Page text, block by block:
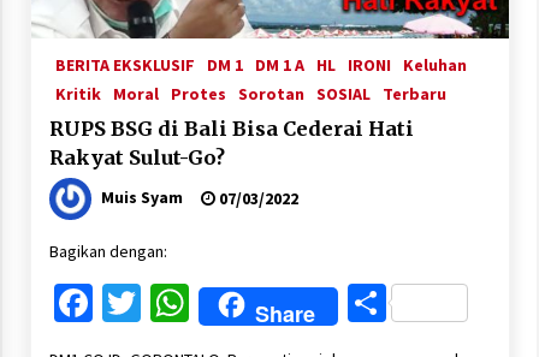
BERITA EKSKLUSIF DM 1 DM 1 A HL IRONI
Keluhan
Kritik
Moral Protes Sorotan SOSIAL Terbaru
RUPS BSG di Bali Bisa Cederai Hati
Rakyat Sulut-Go?
Muis Syam 07/03/2022
Bagikan dengan:
Facebook
Twitter
WhatsApp
Share Share